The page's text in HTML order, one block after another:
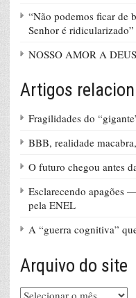
“Não podemos ficar de
Senhor é ridicularizado”
NOSSO AMOR A
Artigos
Fragilidades do
BBB, realidade
O futuro chegou antes
Esclarecendo apagões
pela ENEL
A “guerra cognitiva”
Arquivo do site
Arquivo